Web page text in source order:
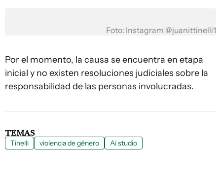
Foto: Instagram @juanittinelli1
Por el momento, la causa se encuentra en etapa
inicial y no existen resoluciones judiciales sobre la
responsabilidad de las personas involucradas.
TEMAS
Tinelli violencia de género Ai studio